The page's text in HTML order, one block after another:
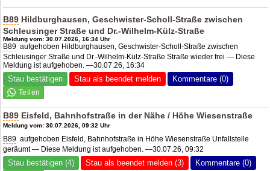
B89 Hildburghausen, Geschwister-Scholl-Straße zwischen
Schleusinger Straße und Dr.-Wilhelm-Külz-Straße
Meldung vom: 30.07.2026, 16:34 Uhr
B89 aufgehoben Hildburghausen, Geschwister-Scholl-Straße zwischen
Schleusinger Straße und Dr.-Wilhelm-Külz-Straße Straße wieder frei — Diese
Meldung ist aufgehoben. —30.07.26, 16:34
Stau bestätigen Stau als beendet melden Kommentare (0)
B89 Eisfeld, Bahnhofstraße in der Nähe / Höhe Wiesenstraße
Meldung vom: 30.07.2026, 09:32 Uhr
B89 aufgehoben Eisfeld, Bahnhofstraße in Höhe Wiesenstraße Unfallstelle
geräumt — Diese Meldung ist aufgehoben. —30.07.26, 09:32
Stau bestätigen (4) Stau als beendet melden (3) Kommentare (0)